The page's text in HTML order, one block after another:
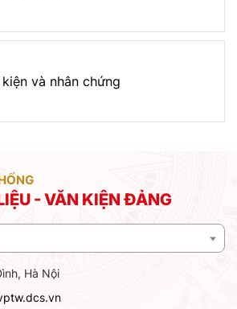
kiện và nhân chứng
- VĂN KIỆN ĐẢNG
Hà Nội